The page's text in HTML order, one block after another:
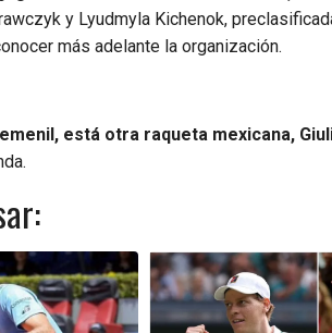
y Lyudmyla Kichenok,
más adelante la organización.
está otra raqueta mexicana,